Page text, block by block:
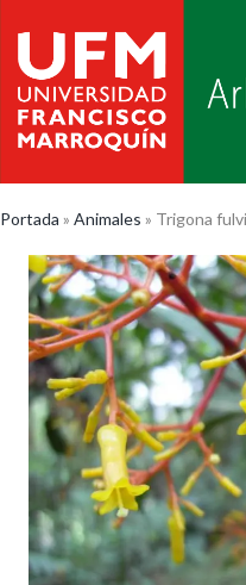
Portada » Animales » Trigona